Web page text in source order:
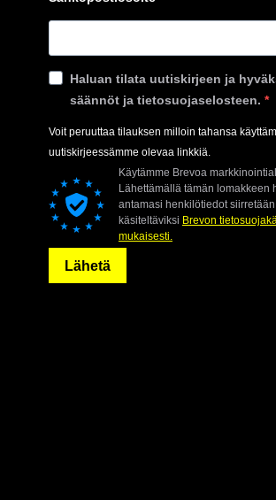
Haluan tilata uutiskirjeen ja
säännöt ja tietosuojaselosteen.
Voit peruuttaa tilauksen milloin tahansa
uutiskirjeessämme olevaa linkkiä.
Käytämme Brevoa
Lähettämällä tämän lomakkeen
antamasi henkilötiedot
käsiteltäviksi Brevon
mukaisesti.
Lähetä